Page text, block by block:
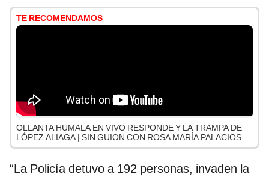
TE RECOMENDAMOS
OLLANTA HUMALA EN VIVO RESPONDE Y LA TRAMPA DE
LÓPEZ ALIAGA | SIN GUION CON ROSA MARÍA PALACIOS
“La Policía detuvo a 192 personas, invaden la